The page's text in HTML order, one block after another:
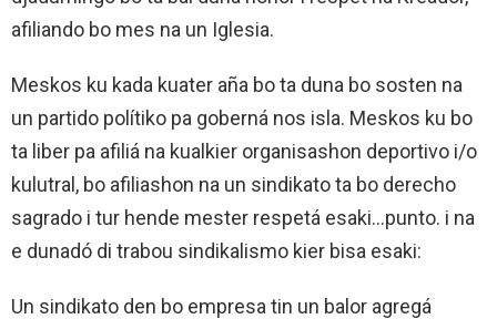
afiliando bo mes na un Iglesia.
Meskos ku kada kuater aña bo ta duna bo sosten na
un partido polítiko pa goberná nos isla. Meskos ku bo
ta liber pa afiliá na kualkier organisashon deportivo i/o
kulutral, bo afiliashon na un sindikato ta bo derecho
sagrado i tur hende mester respetá esaki…punto. i na
e dunadó di trabou sindikalismo kier bisa esaki:
Un sindikato den bo empresa tin un balor agregá